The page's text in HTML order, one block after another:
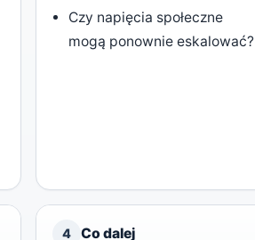
Czy napięcia społeczne
mogą ponownie eskalować?
4 Co dalej